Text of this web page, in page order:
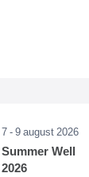
7 - 9 august 2026
Summer Well
2026